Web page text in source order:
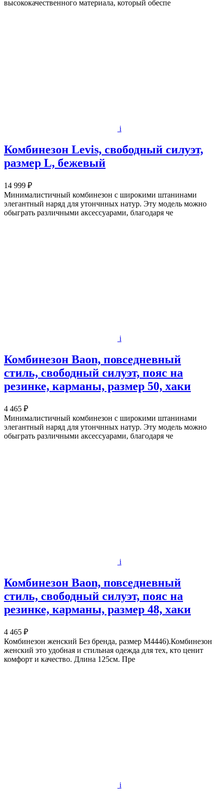
высококачественного материала, который обеспе
i
Комбинезон Levis, свободный силуэт,
размер L, бежевый
14 999 ₽
Минималистичный комбинезон с широкими штанинами
элегантный наряд для утончнных натур. Эту модель можно
обыграть различными аксессуарами, благодаря че
i
Комбинезон Baon, повседневный
стиль, свободный силуэт, пояс на
резинке, карманы, размер 50, хаки
4 465 ₽
Минималистичный комбинезон с широкими штанинами
элегантный наряд для утончнных натур. Эту модель можно
обыграть различными аксессуарами, благодаря че
i
Комбинезон Baon, повседневный
стиль, свободный силуэт, пояс на
резинке, карманы, размер 48, хаки
4 465 ₽
Комбинезон женский Без бренда, размер M4446).Комбинезон
женский это удобная и стильная одежда для тех, кто ценит
комфорт и качество. Длина 125см. Пре
i